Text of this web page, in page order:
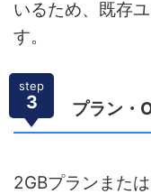
いるため、既存
す。
step
3 プラン・
2GBプランまた